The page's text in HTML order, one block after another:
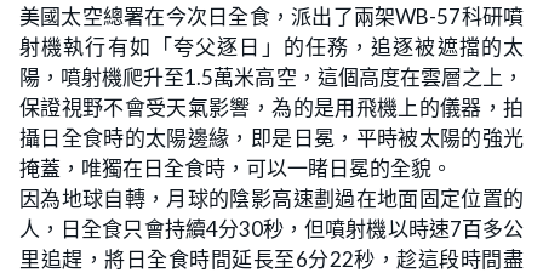
美國太空總署在今次日全食，派出了兩架WB-57科研噴
射機執行有如「夸父逐日」的任務，追逐被遮擋的太
陽，噴射機爬升至1.5萬米高空，這個高度在雲層之上，
保證視野不會受天氣影響，為的是用飛機上的儀器，拍
攝日全食時的太陽邊緣，即是日冕，平時被太陽的強光
掩蓋，唯獨在日全食時，可以一睹日冕的全貌。
因為地球自轉，月球的陰影高速劃過在地面固定位置的
人，日全食只會持續4分30秒，但噴射機以時速7百多公
里追趕，將日全食時間延長至6分22秒，趁這段時間盡